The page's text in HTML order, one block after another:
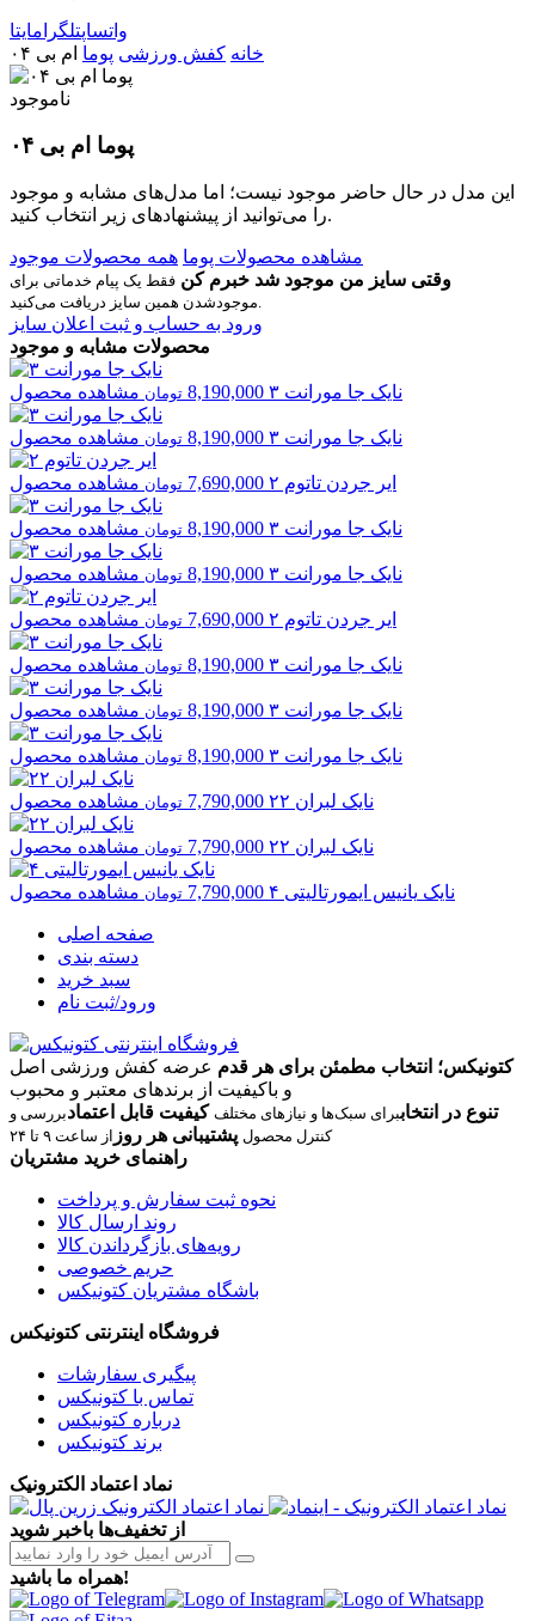
واتساپتلگرامایتا
خانه کفش ورزشی پوما ام بی ۰۴
ناموجود
پوما ام بی ۰۴
این مدل در حال حاضر موجود نیست؛ اما مدل‌های مشابه و موجود
را می‌توانید از پیشنهادهای زیر انتخاب کنید.
مشاهده محصولات پوما همه محصولات موجود
وقتی سایز من موجود شد خبرم کن فقط یک پیام خدماتی برای
موجودشدن همین سایز دریافت می‌کنید.
ورود به حساب و ثبت اعلان سایز
محصولات مشابه و موجود
نایک جا مورانت ۳ 8,190,000 تومان مشاهده محصول
نایک جا مورانت ۳ 8,190,000 تومان مشاهده محصول
ایر جردن تاتوم ۲ 7,690,000 تومان مشاهده محصول
نایک جا مورانت ۳ 8,190,000 تومان مشاهده محصول
نایک جا مورانت ۳ 8,190,000 تومان مشاهده محصول
ایر جردن تاتوم ۲ 7,690,000 تومان مشاهده محصول
نایک جا مورانت ۳ 8,190,000 تومان مشاهده محصول
نایک جا مورانت ۳ 8,190,000 تومان مشاهده محصول
نایک جا مورانت ۳ 8,190,000 تومان مشاهده محصول
نایک لبران ۲۲ 7,790,000 تومان مشاهده محصول
نایک لبران ۲۲ 7,790,000 تومان مشاهده محصول
نایک یانیس ایمورتالیتی ۴ 7,790,000 تومان مشاهده محصول
صفحه اصلی
دسته بندی
سبد خرید
ورود/ثبت نام
کتونیکس؛ انتخاب مطمئن برای هر قدم عرضه کفش ورزشی اصل
و باکیفیت از برندهای معتبر و محبوب
تنوع در انتخاببرای سبک‌ها و نیازهای مختلف کیفیت قابل اعتمادبررسی و
کنترل محصول پشتیبانی هر روز از ساعت ۹ تا ۲۴
راهنمای خرید مشتریان
نحوه ثبت سفارش و پرداخت
روند ارسال کالا
رویه‌های بازگرداندن کالا
حریم خصوصی
باشگاه مشتریان کتونیکس
فروشگاه اینترنتی کتونیکس
پیگیری سفارشات
تماس با کتونیکس
درباره کتونیکس
برند کتونیکس
نماد اعتماد الکترونیک
از تخفیف‌ها باخبر شوید
همراه ما باشید!